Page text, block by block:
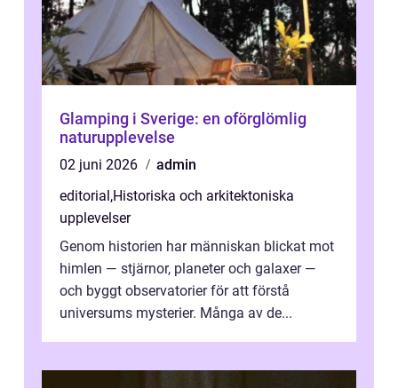
Glamping i Sverige: en oförglömlig
naturupplevelse
02 juni 2026
admin
editorial ,Historiska och arkitektoniska
upplevelser
Genom historien har människan blickat mot
himlen — stjärnor, planeter och galaxer —
och byggt observatorier för att förstå
universums mysterier. Många av de...